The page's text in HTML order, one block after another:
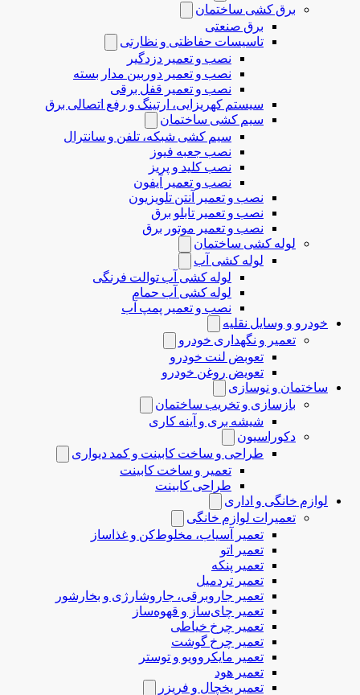
برق کشی ساختمان
برق صنعتی
تاسیسات حفاظتی و نظارتی
نصب و تعمیر دزدگیر
نصب و تعمیر دوربین مدار بسته
نصب و تعمیر قفل برقی
سیستم کهریزایی، ارتینگ و رفع اتصالی برق
سیم کشی ساختمان
سیم کشی شبکه، تلفن و سانترال
نصب جعبه فیوز
نصب کلید و پریز
نصب و تعمیر آیفون
نصب و تعمیر آنتن تلویزیون
نصب و تعمیر تابلو برق
نصب و تعمیر موتور برق
لوله کشی ساختمان
لوله کشی آب
لوله کشی آب توالت فرنگی
لوله کشی آب حمام
نصب و تعمیر پمپ آب
خودرو و وسایل نقلیه
تعمیر و نگهداری خودرو
تعوبض لنت خودرو
تعویض روغن خودرو
ساختمان و نوسازی
بازسازی و تخریب ساختمان
شیشه بری و آینه کاری
دکوراسیون
طراحی و ساخت کابینت و کمد دیواری
تعمیر و ساخت کابینت
طراحی کابینت
لوازم خانگی و اداری
تعمیرات لوازم خانگی
تعمیر آسیاب، مخلوط‌کن و غذاساز
تعمیر اتو
تعمیر پنکه
تعمیر تردمیل
تعمیر جاروبرقی، جاروشارژی و بخارشور
تعمیر چای‌ساز و قهوه‌ساز
تعمیر چرخ خیاطی
تعمیر چرخ گوشت
تعمیر مایکروویو و توستر
تعمیر هود
تعمیر یخچال و فریزر